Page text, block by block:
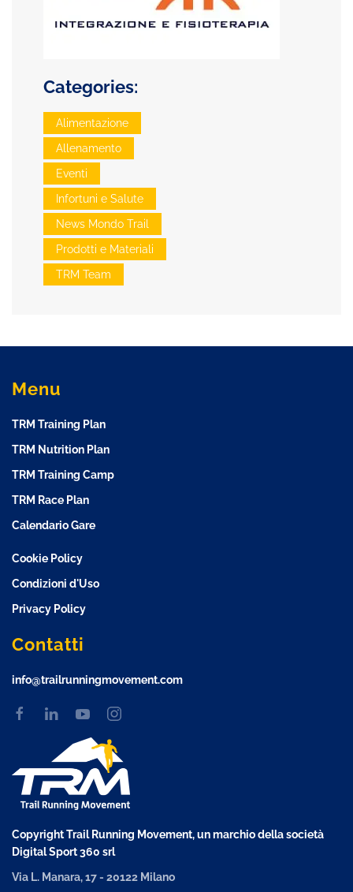
Categories:
Alimentazione
Allenamento
Eventi
Infortuni e Salute
News Mondo Trail
Prodotti e Materiali
TRM Team
Menu
TRM Training Plan
TRM Nutrition Plan
TRM Training Camp
TRM Race Plan
Calendario Gare
Cookie Policy
Condizioni d'Uso
Privacy Policy
Contatti
info@trailrunningmovement.com
Copyright Trail Running Movement, un marchio della società
Digital Sport 360 srl
Via L. Manara, 17 - 20122 Milano